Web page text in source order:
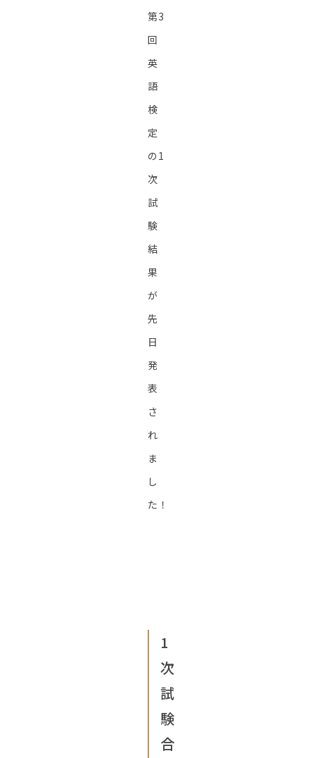
第3
回
英
語
検
定
の1
次
試
験
結
果
が
先
日
発
表
さ
れ
ま
し
た！
1
次
試
験
合